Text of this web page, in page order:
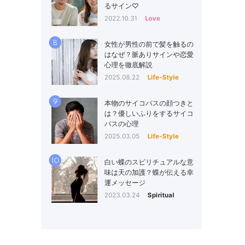
るサイン♡
2022.10.31 Love
8
女性が男性の前で髪を触るの
はなぜ？脈ありサインや恋愛
心理を徹底解説
2025.08.22 Life-Style
9
本物のサイコパスの顔つきと
は？優しいふりをするサイコ
パスの心理
2025.03.05 Life-Style
10
白い蝶のスピリチュアルな意
味は天の加護？蝶が伝える幸
運メッセージ
2023.03.24 Spiritual